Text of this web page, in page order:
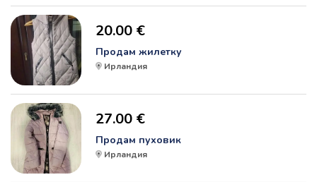
20.00 €
Продам жилетку
Ирландия
27.00 €
Продам пуховик
Ирландия